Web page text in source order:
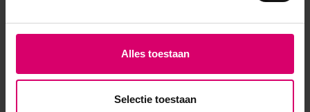
Alles toestaan
Selectie toestaan